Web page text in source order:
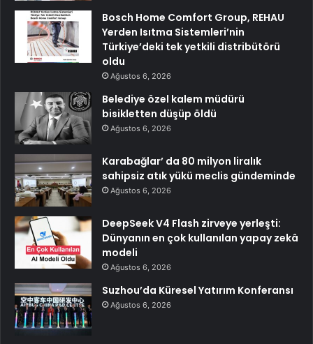
Bosch Home Comfort Group, REHAU
Yerden Isıtma Sistemleri’nin
Türkiye’deki tek yetkili distribütörü
oldu
Ağustos 6, 2026
Belediye özel kalem müdürü
bisikletten düşüp öldü
Ağustos 6, 2026
Karabağlar’ da 80 milyon liralık
sahipsiz atık yükü meclis gündeminde
Ağustos 6, 2026
DeepSeek V4 Flash zirveye yerleşti:
Dünyanın en çok kullanılan yapay zekâ
modeli
Ağustos 6, 2026
Suzhou’da Küresel Yatırım Konferansı
Ağustos 6, 2026